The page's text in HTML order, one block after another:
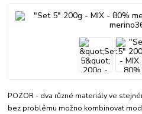
POZOR - dva různé materiály ve
bez problému možno kombinovat